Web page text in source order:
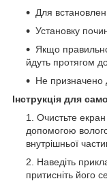
Для
Установку
Якщо
йдуть протягом
Не призначено
Інструкція для
Очистьте
допомогою
внутрішньої
Наведіть
притисніть його